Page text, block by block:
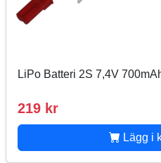
LiPo Batteri 2S 7,4V
219 kr
Lägg i